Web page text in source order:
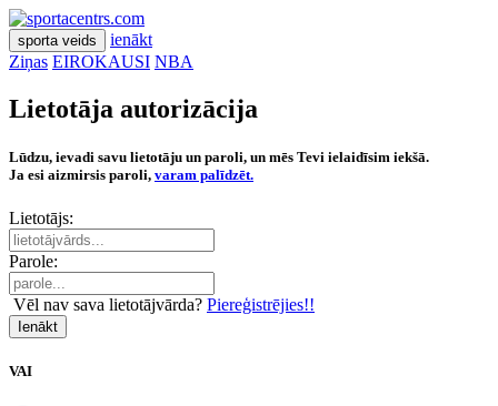
sporta veids
ienākt
Ziņas EIROKAUSI NBA
Lietotāja autorizācija
Lūdzu, ievadi savu lietotāju un paroli, un mēs Tevi ielaidīsim iekšā.
Ja esi aizmirsis paroli, varam palīdzēt.
Lietotājs:
Parole:
Vēl nav sava lietotājvārda? Piereģistrējies!!
Ienākt
VAI